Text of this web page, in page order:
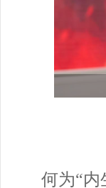
何为“内